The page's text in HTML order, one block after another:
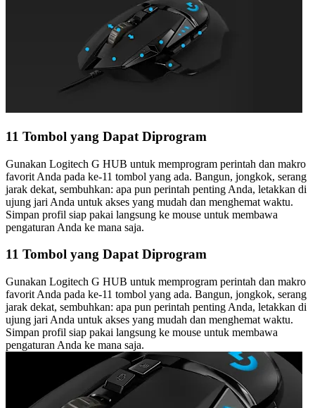
11 Tombol yang Dapat Diprogram
Gunakan Logitech G HUB untuk memprogram perintah dan makro
favorit Anda pada ke-11 tombol yang ada. Bangun, jongkok, serang
jarak dekat, sembuhkan: apa pun perintah penting Anda, letakkan di
ujung jari Anda untuk akses yang mudah dan menghemat waktu.
Simpan profil siap pakai langsung ke mouse untuk membawa
pengaturan Anda ke mana saja.
11 Tombol yang Dapat Diprogram
Gunakan Logitech G HUB untuk memprogram perintah dan makro
favorit Anda pada ke-11 tombol yang ada. Bangun, jongkok, serang
jarak dekat, sembuhkan: apa pun perintah penting Anda, letakkan di
ujung jari Anda untuk akses yang mudah dan menghemat waktu.
Simpan profil siap pakai langsung ke mouse untuk membawa
pengaturan Anda ke mana saja.